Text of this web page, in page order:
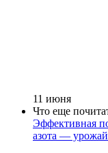
11 июня
Что еще
Эффективная
азота —